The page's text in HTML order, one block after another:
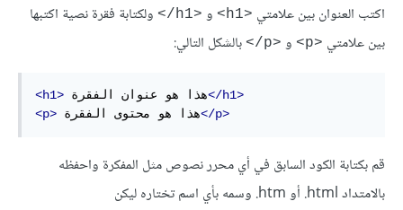
اكتب العنوان بين علامتي <h1> و <h1/>
ولكتابة فقرة نصية اكتبها
بين علامتي <p> و <p/> بالشكل التالي:
<h1> هذا هو عنوان الفقرة</h1>
<p> هذا هو محتوى الفقرة</p>
قم بكتابة الكود السابق في أي محرر نصوص مثل المفكرة واحفظه
بالامتداد ‎.html أو ‍‎.htm وسمه بأي اسم تختاره ليكن